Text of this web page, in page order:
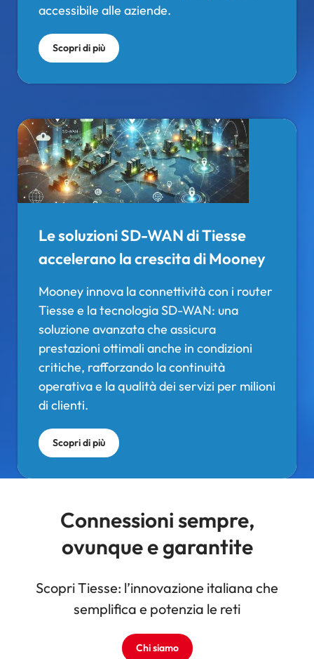
accessibile alle aziende.
Scopri di più
Le soluzioni SD-WAN di Tiesse
accelerano la crescita di Mooney
Mooney innova la connettività con i router
Tiesse e la tecnologia SD-WAN: una
soluzione avanzata che assicura
prestazioni ottimali anche in condizioni
critiche, rafforzando la continuità
operativa e la qualità dei servizi per milioni
di clienti.
Scopri di più
Connessioni sempre,
ovunque e garantite
Scopri Tiesse: l’innovazione italiana che
semplifica e potenzia le reti
Chi siamo